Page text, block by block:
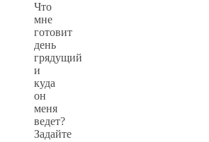
Что
мне
готовит
день
грядущий
и
куда
он
меня
ведет?
Задайте